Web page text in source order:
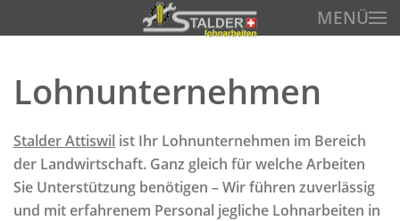
MENÜ
Lohnunternehmen
Stalder Attiswil ist Ihr Lohnunternehmen im Bereich
der Landwirtschaft. Ganz gleich für welche Arbeiten
Sie Unterstützung benötigen – Wir führen zuverlässig
und mit erfahrenem Personal jegliche Lohnarbeiten in